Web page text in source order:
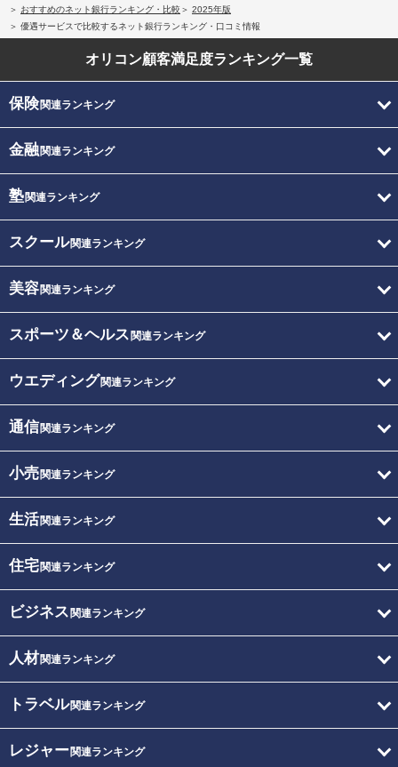
おすすめのネット銀行ランキング・比較
2025年版
優遇サービスで比較するネット銀行ランキング・口コミ情報
オリコン顧客満足度ランキング一覧
保険関連ランキング
金融関連ランキング
塾関連ランキング
スクール関連ランキング
美容関連ランキング
スポーツ＆ヘルス 関連ランキング
ウエディング関連ランキング
通信関連ランキング
小売関連ランキング
生活関連ランキング
住宅関連ランキング
ビジネス 関連ランキング
人材関連ランキング
トラベル関連ランキング
レジャー関連ランキング